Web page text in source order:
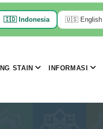
🇮🇩Indonesia 🇺🇸English
STAIN INFORMASI